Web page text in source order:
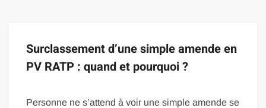
Surclassement d’une simple amende en
PV RATP : quand et pourquoi ?
Personne ne s’attend à voir une simple amende se